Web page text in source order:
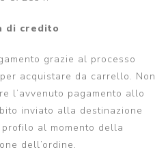
di credito
grazie al processo
acquistare da carrello. Non
l’avvenuto pagamento allo
inviato alla destinazione
al momento della
dell’ordine.